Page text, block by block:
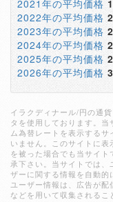
2021年の平均価格
2022年の平均価格
2023年の平均価格
2024年の平均価格
2025年の平均価格
2026年の平均価格
イラクディナール/円の通
タを使用しております。
ム為替レートを表示する
いません。このサイトに
を被った場合でも当サイ
承下さい。当サイトでは、
ザーに関する情報を自動
ユーザー情報は、広告が配
などを用いて収集される